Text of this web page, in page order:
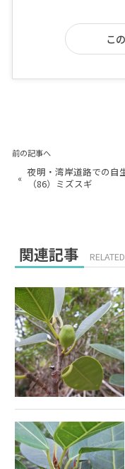
こ
前の記事へ
« 夜明・湾岸道路での自
（86）ミズスギ
関連記事